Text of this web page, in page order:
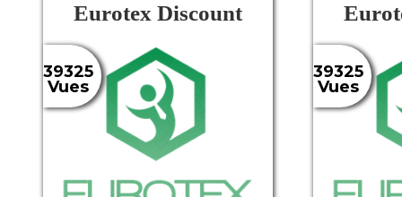
Eurotex Discount
39325
Vues
39325
Vues